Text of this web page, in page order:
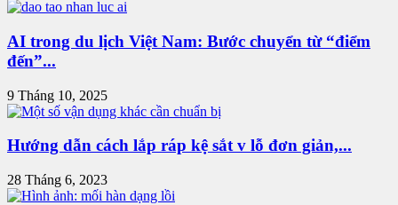
AI trong du lịch Việt Nam: Bước chuyển từ “điểm
đến”...
9 Tháng 10, 2025
Hướng dẫn cách lắp ráp kệ sắt v lỗ đơn giản,...
28 Tháng 6, 2023